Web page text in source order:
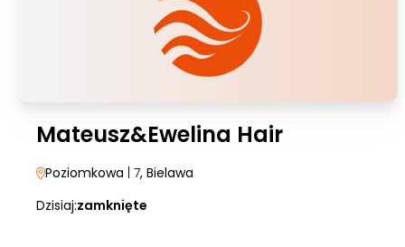
Mateusz&Ewelina Hair
Poziomkowa | 7, Bielawa
Dzisiaj:zamknięte